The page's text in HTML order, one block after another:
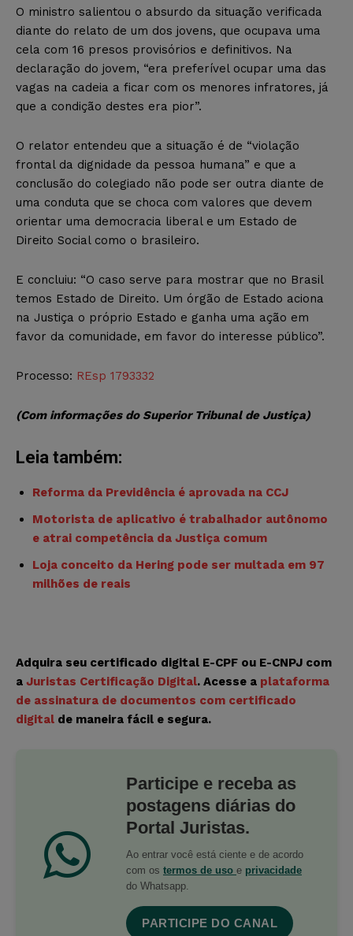
O ministro salientou o absurdo da situação verificada
diante do relato de um dos jovens, que ocupava uma
cela com 16 presos provisórios e definitivos. Na
declaração do jovem, “era preferível ocupar uma das
vagas na cadeia a ficar com os menores infratores, já
que a condição destes era pior”.
O relator entendeu que a situação é de “violação
frontal da dignidade da pessoa humana” e que a
conclusão do colegiado não pode ser outra diante de
uma conduta que se choca com valores que devem
orientar uma democracia liberal e um Estado de
Direito Social como o brasileiro.
E concluiu: “O caso serve para mostrar que no Brasil
temos Estado de Direito. Um órgão de Estado aciona
na Justiça o próprio Estado e ganha uma ação em
favor da comunidade, em favor do interesse público”.
Processo: REsp 1793332
(Com informações do Superior Tribunal de Justiça)
Leia também:
Reforma da Previdência é aprovada na CCJ
Motorista de aplicativo é trabalhador autônomo
e atrai competência da Justiça comum
Loja conceito da Hering pode ser multada em 97
milhões de reais
Adquira seu certificado digital E-CPF ou E-CNPJ com
a Juristas Certificação Digital. Acesse a plataforma
de assinatura de documentos com certificado
digital de maneira fácil e segura.
Participe e receba as
postagens diárias do
Portal Juristas.
Ao entrar você está ciente e de acordo
com os termos de uso e privacidade
do Whatsapp.
PARTICIPE DO CANAL